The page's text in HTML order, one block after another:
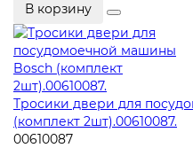
В корзину
Тросики двери для
(комплект 2шт).00610087.
00610087